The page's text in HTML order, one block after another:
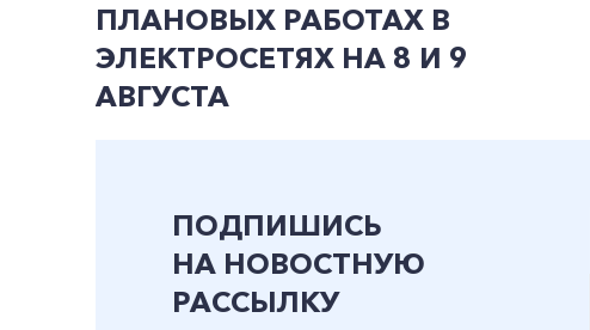
ПЛАНОВЫХ РАБОТАХ В
ЭЛЕКТРОСЕТЯХ НА 8 И 9
АВГУСТА
ПОДПИШИСЬ
НА НОВОСТНУЮ
РАССЫЛКУ